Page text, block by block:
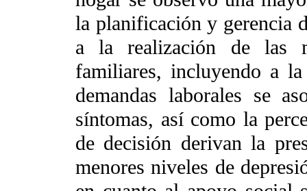
la planificación y gerencia
a la realización de las
familiares, incluyendo a
demandas laborales se
síntomas, así como la
de decisión derivan la
menores niveles de